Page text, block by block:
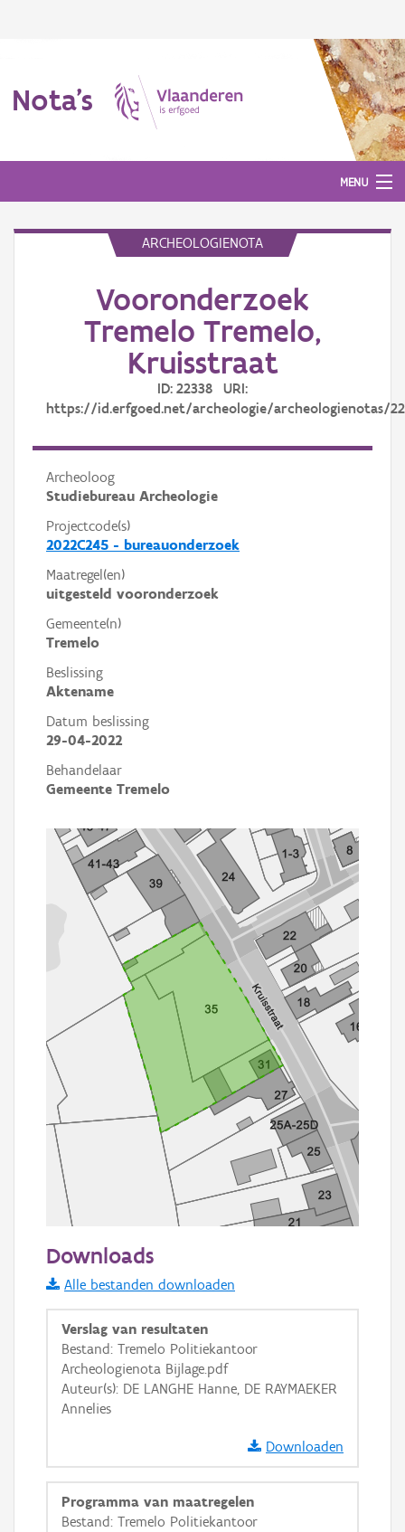
Nota's
MENU
ARCHEOLOGIENOTA
Vooronderzoek
Tremelo Tremelo,
Kruisstraat
ID: 22338 URI:
https://id.erfgoed.net/archeologie/archeologienotas/
Archeoloog
Studiebureau Archeologie
Projectcode(s)
2022C245 - bureauonderzoek
Maatregel(en)
uitgesteld vooronderzoek
Gemeente(n)
Tremelo
Beslissing
Aktename
Datum beslissing
29-04-2022
Behandelaar
Gemeente Tremelo
Informatie Vlaanderen
i
+ −
Basis Lagen
Downloads
Alle bestanden downloaden
Verslag van resultaten
Bestand: Tremelo Politiekantoor
Archeologienota Bijlage.pdf
Auteur(s): DE LANGHE Hanne, DE RAYMAEKER
Annelies
Downloaden
Programma van maatregelen
Bestand: Tremelo Politiekantoor